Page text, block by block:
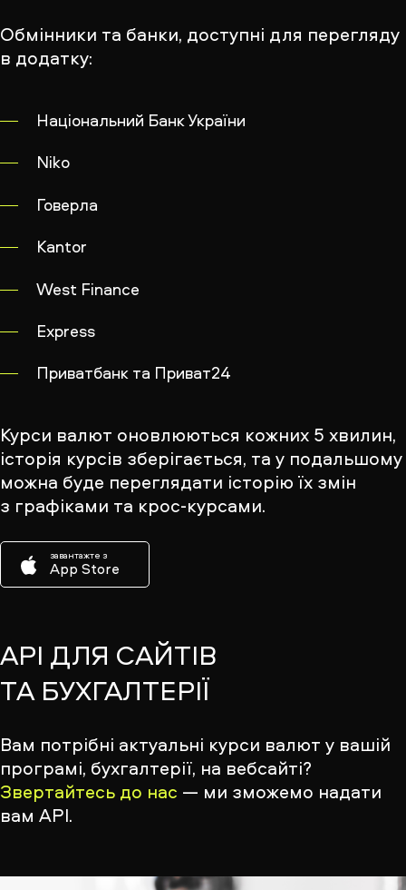
Обмінники та банки, доступні для перегляду
в додатку:
Національний Банк України
Niko
Говерла
Kantor
West Finance
Express
Приватбанк та Приват24
Курси валют оновлюються кожних 5 хвилин,
історія курсів зберігається, та у подальшому
можна буде переглядати історію їх змін
з графіками та крос-курсами.
завантажте з
App Store
API ДЛЯ САЙТІВ
ТА БУХГАЛТЕРІЇ
Вам потрібні актуальні курси валют у вашій
програмі, бухгалтерії, на вебсайті?
Звертайтесь до нас — ми зможемо надати
вам API.